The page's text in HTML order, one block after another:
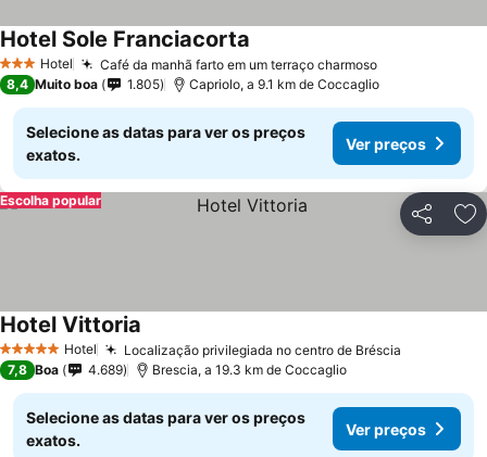
3 EstrelasHotel Café da manhã farto em um terraço charmosoVer preços
Hotel Sole Franciacorta
8,4 Muito boa 1.805 Capriolo, a 9.1 km de Coccaglio
Selecione as datas para ver os preços
exatos.
Ver preços
Partilhar
Escolha popular
5 Estrelas Hotel Localização privilegiada no centro de Bréscia
Hotel Vittoria
7,8 Boa 4.689 Brescia, a 19.3 km de Coccaglio
Selecione as datas para ver os preços
exatos.
Ver preços